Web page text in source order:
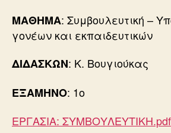
ΜΑΘΗΜΑ: Συμβουλευτική –
γονέων και εκπαιδευτικών
ΔΙΔΑΣΚΩΝ: Κ. Βουγιούκας
ΕΞΑΜΗΝΟ: 1ο
ΕΡΓΑΣΙΑ: ΣΥΜΒΟΥΛΕΥΤΙΚΗ.pdf